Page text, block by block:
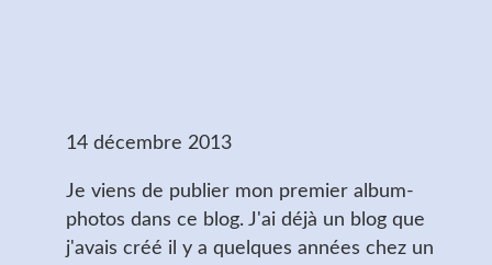
14 décembre 2013
Je viens de publier mon premier album-
photos dans ce blog. J'ai déjà un blog que
j'avais créé il y a quelques années chez un